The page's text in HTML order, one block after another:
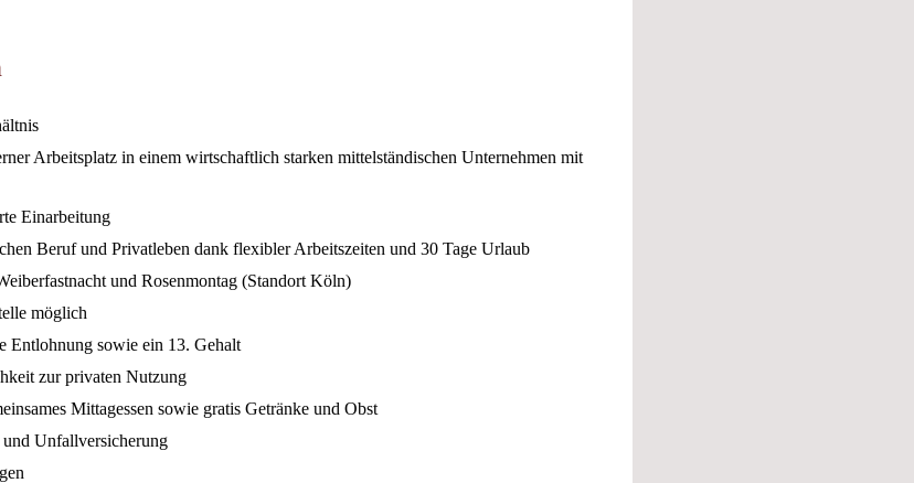
Arbeitsplatz in einem wirtschaftlich starken mittelständischen Unternehmen mit
Einarbeitung
Beruf und Privatleben dank flexibler Arbeitszeiten und 30 Tage Urlaub
und Rosenmontag (Standort Köln)
möglich
Entlohnung sowie ein 13. Gehalt
zur privaten Nutzung
Mittagessen sowie gratis Getränke und Obst
Unfallversicherung